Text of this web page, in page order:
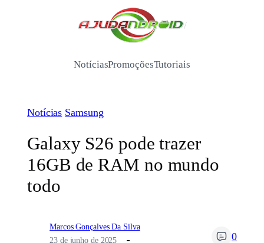
/
NotíciasPromoçõesTutoriais
Notícias Samsung
Galaxy S26 pode trazer
16GB de RAM no mundo
todo
Marcos Gonçalves Da Silva
23 de junho de 2025
0